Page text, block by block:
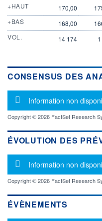
+HAUT
170,00
+BAS
168,00
VOL.
14 174
CONSENSUS DES
Message
Information non
Copyright © 2026 FactSet Research
ÉVOLUTION DES
Message
Information non
Copyright © 2026 FactSet Research
ÉVÈNEMENTS